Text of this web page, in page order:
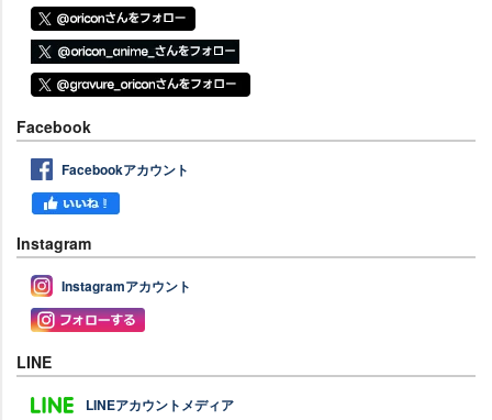
Facebook
Facebookアカウント
Instagram
Instagramアカウント
LINE
LINEアカウントメディア